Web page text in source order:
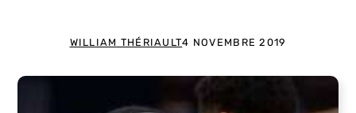
WILLIAM THÉRIAULT4 NOVEMBRE 2019